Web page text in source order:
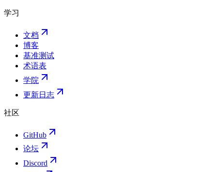
学习
文档
博客
基准测试
术语表
学院
更新日志
社区
GitHub
论坛
Discord